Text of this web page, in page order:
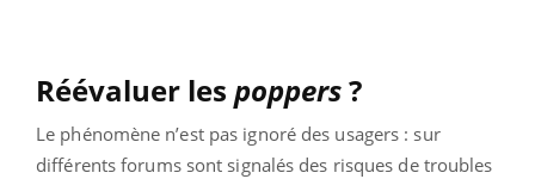
Réévaluer les poppers?
Le phénomène n’est pas ignoré des usagers : sur
différents forums sont signalés des risques de troubles